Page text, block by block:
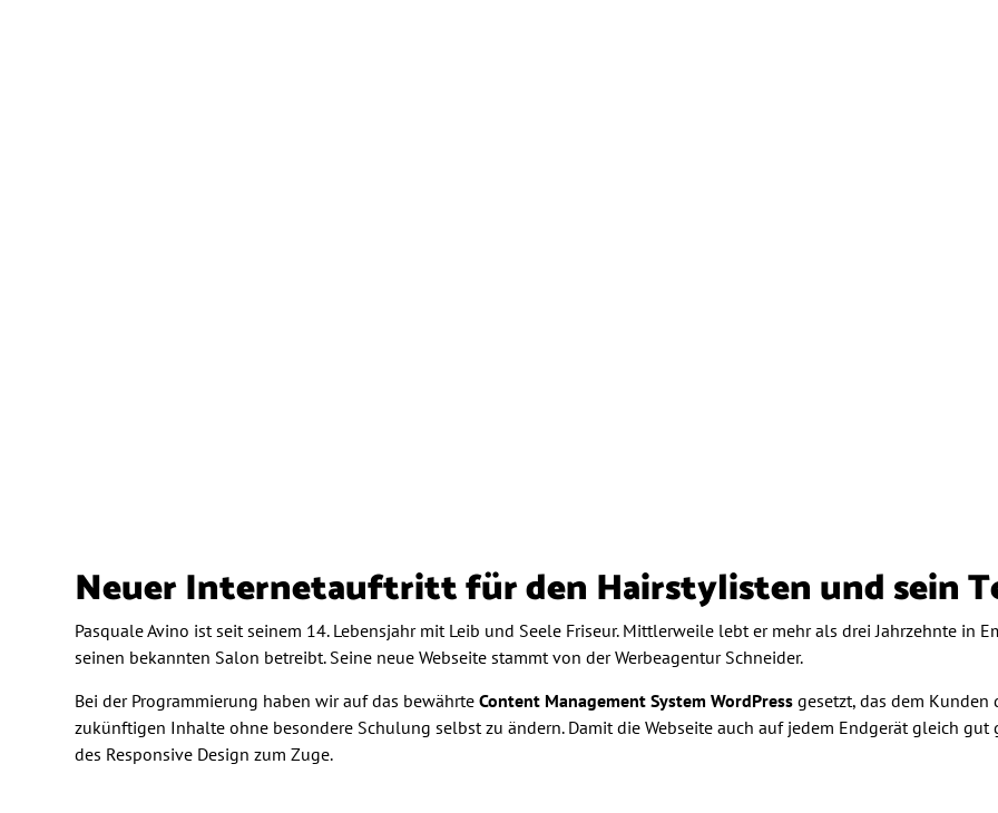
Neuer Internetauftritt für den Hairstylisten und sein
Pasquale Avino ist seit seinem 14. Lebensjahr mit Leib und Seele Friseur. Mittlerweile lebt er mehr als drei Jahrzehnte in
seinen bekannten Salon betreibt. Seine neue Webseite stammt von der Werbeagentur Schneider.
Bei der Programmierung haben wir auf das bewährteContent Management System WordPress gesetzt, das dem
zukünftigen Inhalte ohne besondere Schulung selbst zu ändern. Damit die Webseite auch auf jedem Endgerät gleich
des Responsive Design zum Zuge.